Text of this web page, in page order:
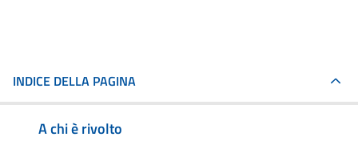
INDICE DELLA PAGINA
A chi è rivolto